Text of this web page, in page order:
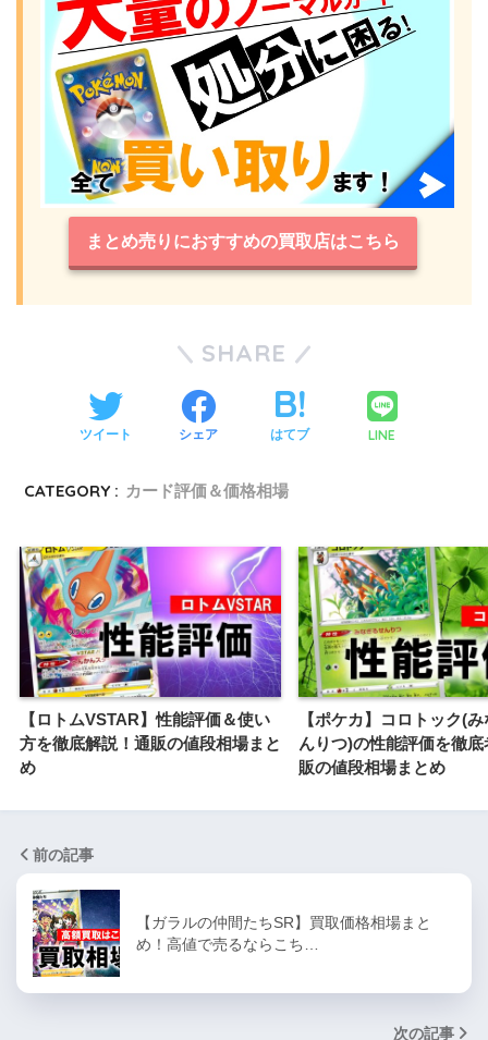
まとめ売りにおすすめの買取店はこちら
SHARE
ツイート シェア はてブ LINE
CATEGORY : カード評価＆価格相場
【ロトムVSTAR】性能評価＆使い
方を徹底解説！通販の値段相場まと
め
【ポケカ】コロトック(
んりつ)の性能評価を徹
販の値段相場まとめ
前の記事
【ガラルの仲間たちSR】買取価格相場まと
め！高値で売るならこち…
次の記事